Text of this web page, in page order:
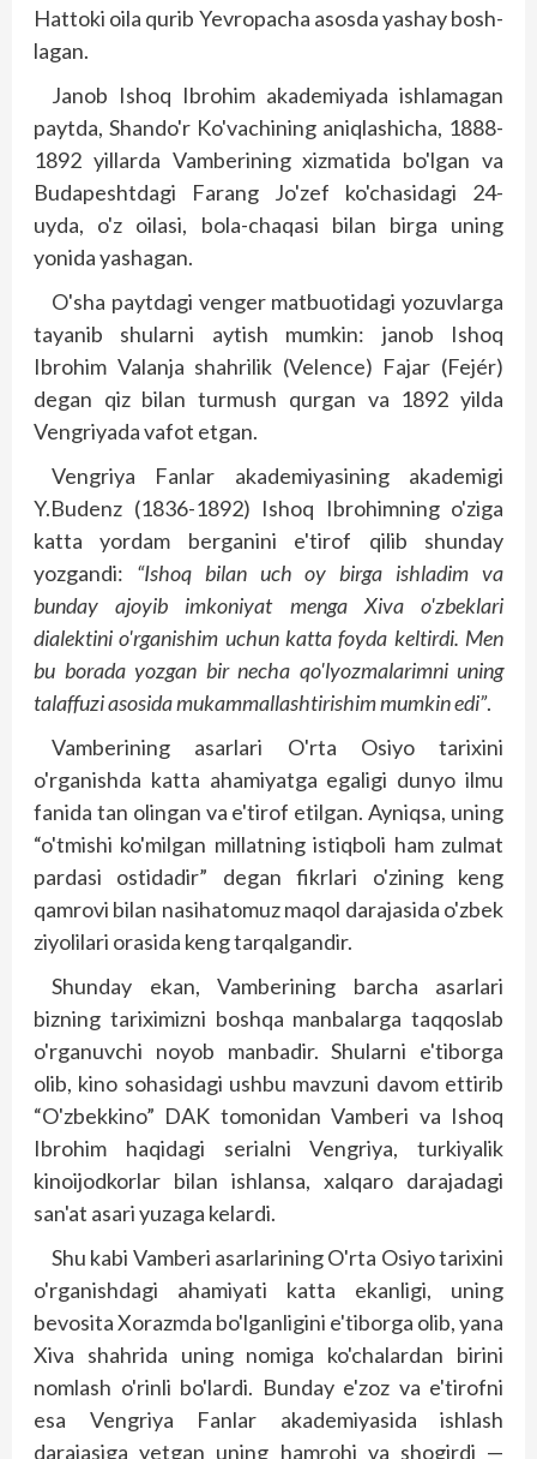
Hattoki oila qurib Yevropacha asosda yashay bosh­
lagan.
Janob Ishoq Ibrohim akademiyada ishlamagan
paytda, Shando'r Ko'vachining aniqlashicha, 1888-
1892 yillarda Vamberining xizmatida bo'lgan va
Budapesht­dagi Farang Jo'zef ko'chasidagi 24-
uyda, o'z oilasi, bola-chaqasi bilan birga uning
yonida yashagan.
O'sha paytdagi venger matbuotidagi yozuvlarga
tayanib shularni aytish mumkin: janob Ishoq
Ibrohim Valanja shahrilik (Velence) Fajar (Fejér)
degan qiz bilan turmush qurgan va 1892 yilda
Vengriyada vafot etgan.
Vengriya Fanlar akademiyasining akademigi
Y.Budenz (1836-1892) Ishoq Ibrohimning o'ziga
katta yordam berganini e'tirof qilib shunday
yozgandi: “Ishoq bilan uch oy birga ishladim va
bunday ajoyib imkoniyat menga Xiva o'zbeklari
dialektini o'rganishim uchun katta foyda keltirdi. Men
bu borada yozgan bir necha qo'lyozmalarimni uning
talaffuzi asosida mukammallashtirishim mumkin edi”.
Vamberining asarlari O'rta Osiyo tarixini
o'rganishda katta ahamiyatga egaligi dunyo ilmu
fanida tan olingan va e'tirof etilgan. Ayniqsa, uning
“o'tmishi ko'milgan millatning istiqboli ham zulmat
pardasi ostidadir” degan fikrlari o'zining keng
qamrovi bilan nasihatomuz maqol darajasida o'zbek
ziyolilari orasida keng tarqalgandir.
Shunday ekan, Vamberining barcha asarlari
bizning tariximizni boshqa manbalarga taqqoslab
o'rganuvchi noyob manbadir. Shularni e'tiborga
olib, kino sohasidagi ushbu mavzuni davom ettirib
“O'zbekkino” DAK tomonidan Vamberi va Ishoq
Ibrohim haqidagi serialni Vengriya, turkiyalik
kinoijodkorlar bilan ishlansa, xalqaro darajadagi
san'at asari yuzaga kelardi.
Shu kabi Vamberi asarlarining O'rta Osiyo tarixini
o'rganishdagi ahamiyati katta ekanligi, uning
bevosita Xorazmda bo'lganligini e'tiborga olib, yana
Xiva shahrida uning nomiga ko'chalardan birini
nomlash o'rinli bo'lardi. Bunday e'zoz va e'tirofni
esa Vengriya Fanlar akademiyasida ishlash
darajasiga yetgan uning hamrohi va shogirdi —